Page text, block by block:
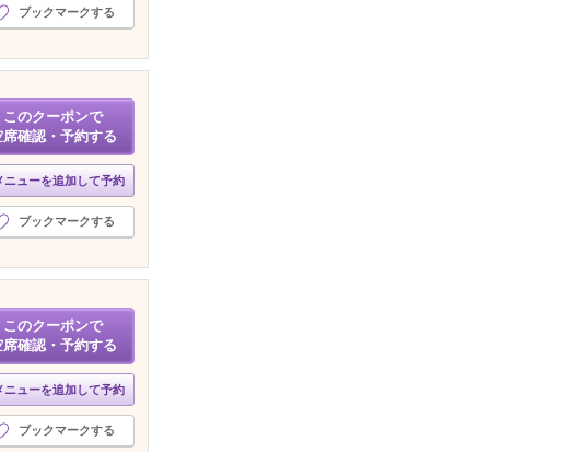
ブックマークする
このクーポンで
席確認・予約する
ニューを追加して予約
ブックマークする
このクーポンで
席確認・予約する
ニューを追加して予約
ブックマークする